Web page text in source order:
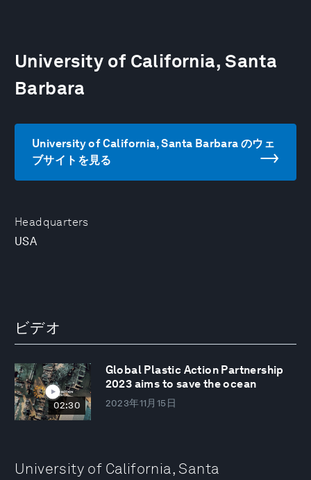
Headquarters
USA
University of California, Santa
Barbara
University of California, Santa Barbara のウェ
ブサイトを見る
ビデオ
02:30
Global Plastic Action Partnership
2023 aims to save the ocean
2023年11月15日
University of California, Santa